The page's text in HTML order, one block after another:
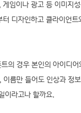
임이나 광고 등 이미지
디자인하고 클라이언트
의 경우 본인의 아이디
름만 들어도 인상과 정
이라고나 할까요.